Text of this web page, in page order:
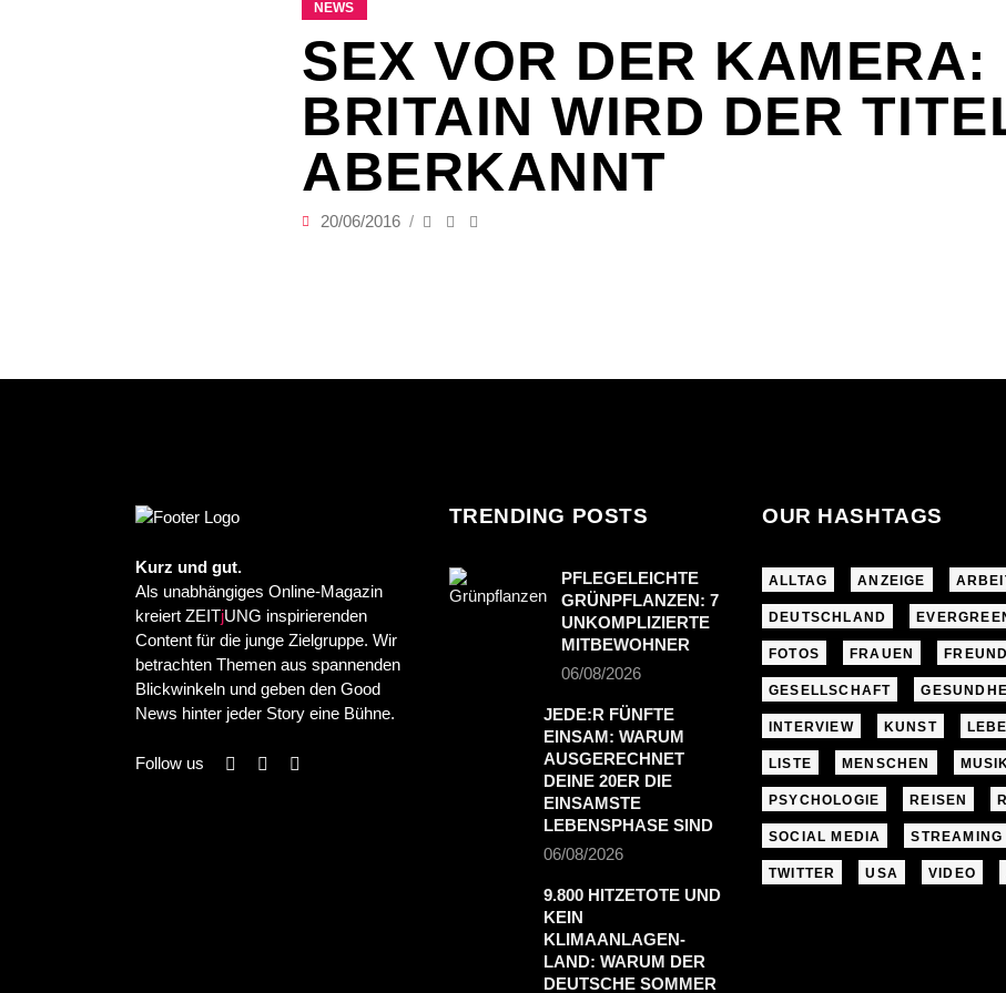
NEWS
SEX VOR DER KAMERA:
BRITAIN WIRD DER
ABERKANNT
20/06/2016
Kurz und gut.
Als unabhängiges Online-Magazin
kreiert ZEITjUNG inspirierenden
Content für die junge Zielgruppe. Wir
betrachten Themen aus spannenden
Blickwinkeln und geben den Good
News hinter jeder Story eine Bühne.
Follow us
TRENDING POSTS
PFLEGELEICHTE
GRÜNPFLANZEN: 7
UNKOMPLIZIERTE
MITBEWOHNER
06/08/2026
JEDE:R FÜNFTE
EINSAM: WARUM
AUSGERECHNET
DEINE 20ER DIE
EINSAMSTE
LEBENSPHASE SIND
06/08/2026
9.800 HITZETOTE UND
KEIN
KLIMAANLAGEN-
LAND: WARUM DER
DEUTSCHE SOMMER
OUR HASHTAGS
ALLTAG ANZEIGE
DEUTSCHLAND
FOTOS FRAUEN
GESELLSCHAFT
INTERVIEW KUNST
LISTE MENSCHEN
PSYCHOLOGIE REISEN
SOCIAL MEDIA STREAMING
TWITTER USA VIDEO